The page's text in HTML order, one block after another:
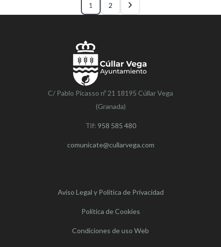
1 2
C/ Pablo Picasso nº 21 18195 Cúllar Vega
(Granada)
Tlf: 958 585 480
comunicate@cullarvega.com
Aviso Legal y Política de Privacidad
Política de Cookies
Condiciones de uso Web